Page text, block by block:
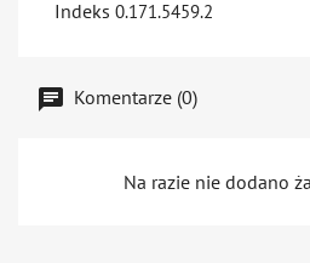
Indeks 0.171.5459.2
Komentarze (0)
Na razie nie dodano